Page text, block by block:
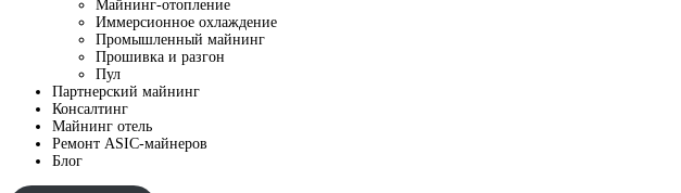
Майнинг-отопление
Иммерсионное охлаждение
Промышленный майнинг
Прошивка и разгон
Пул
Партнерский майнинг
Консалтинг
Майнинг отель
Ремонт ASIC-майнеров
Блог